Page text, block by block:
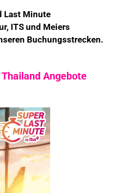
Last Minute
ITS und Meiers
Buchungsstrecken.
Angebote